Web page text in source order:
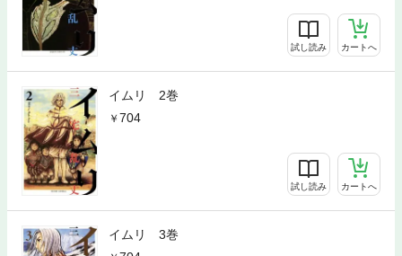
試し読み カートへ
イムリ 2巻
704
試し読み カートへ
イムリ 3巻